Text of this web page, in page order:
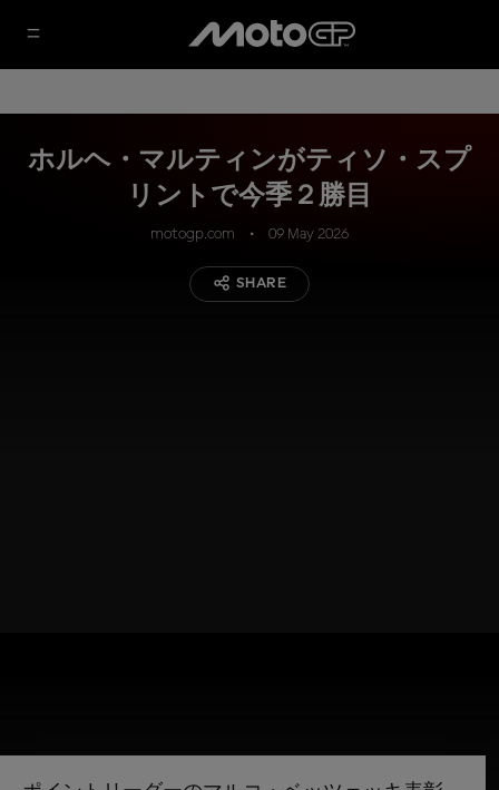
ホルヘ・マルティンがティソ・スプ
リントで今季２勝目
motogp.com 09 May 2026
SHARE